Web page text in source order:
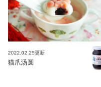
2022.02.25更新
猫爪汤圆